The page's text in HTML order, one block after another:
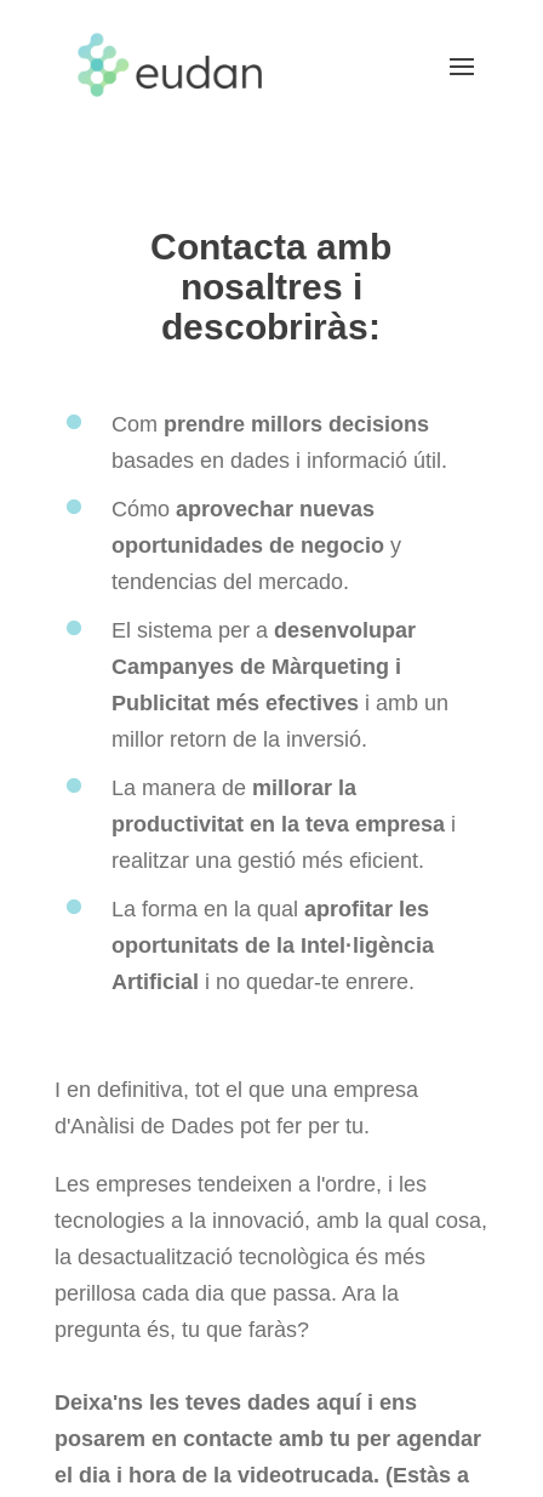
Contacta amb
nosaltres i
descobriràs:
Com prendre millors decisions
basades en dades i informació útil.
Cómo aprovechar nuevas
oportunidades de negocioy
tendencias del mercado.
El sistema per a desenvolupar
Campanyes de Màrqueting i
Publicitat més efectivesi amb un
millor retorn de la inversió.
La manera de millorar la
productivitat en la teva empresai
realitzar una gestió més eficient.
La forma en la qual aprofitar les
oportunitats de la Intel·ligència
Artificial i no quedar-te enrere.
I en definitiva, tot el que una empresa
d'Anàlisi de Dades pot fer per tu.
Les empreses tendeixen a l'ordre, i les
tecnologies a la innovació, amb la qual cosa,
la desactualització tecnològica és més
perillosa cada dia que passa. Ara la
pregunta és, tu que faràs?
Deixa'ns les teves dades aquí i ens
posarem en contacte amb tu per agendar
el dia i hora de la videotrucada. (Estàs a